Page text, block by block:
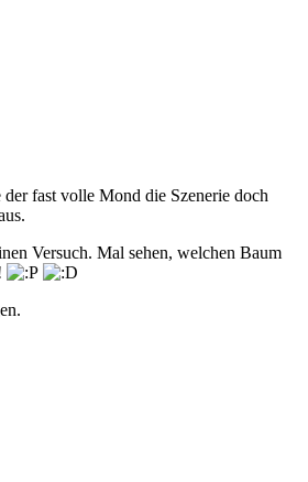
der fast volle Mond die Szenerie doch
Versuch. Mal sehen, welchen Baum